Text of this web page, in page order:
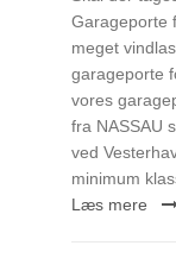
Garageporte
meget
garageporte
vores
fra NASSAU
ved
minimum
Læs mere